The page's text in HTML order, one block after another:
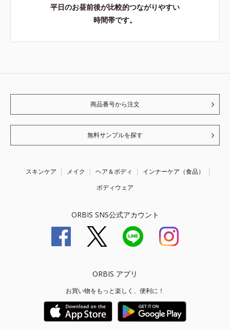
平日のお昼前後が比較的つながりやすい
時間帯です。
商品番号から注文
無料サンプルを探す
スキンケア メイク ヘア＆ボディ
インナーケア（食品）
ボディウェア
ORBIS SNS公式アカウント
ORBIS アプリ
お買い物をもっと楽しく、便利に！